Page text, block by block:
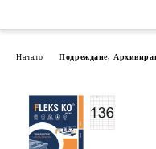
Начало Подреждане,